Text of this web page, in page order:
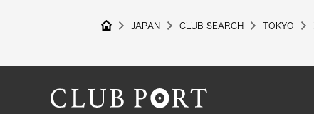
JAPAN CLUB SEARCH TOKYO